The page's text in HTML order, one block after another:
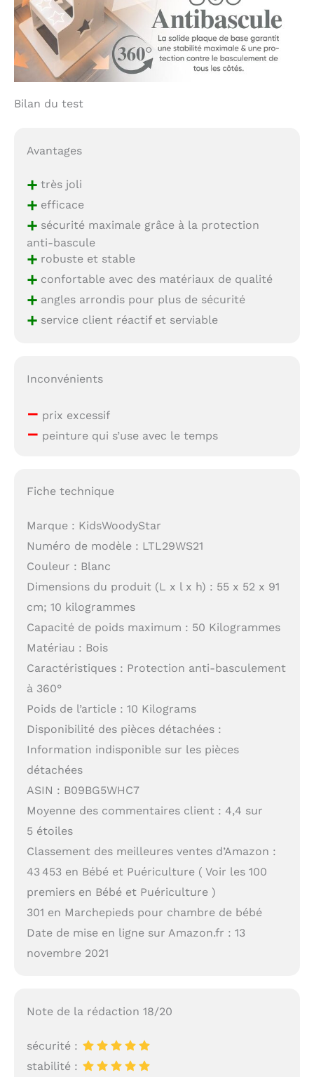
Bilan du test
Avantages
+très joli
+efficace
+sécurité maximale grâce à la protection
anti-bascule
+robuste et stable
+confortable avec des matériaux de qualité
+angles arrondis pour plus de sécurité
+service client réactif et serviable
Inconvénients
– prix excessif
– peinture qui s’use avec le temps
Fiche technique
Marque : KidsWoodyStar
Numéro de modèle : LTL29WS21
Couleur : Blanc
Dimensions du produit (L x l x h) : 55 x 52 x 91
cm; 10 kilogrammes
Capacité de poids maximum : 50 Kilogrammes
Matériau : Bois
Caractéristiques : Protection anti-basculement
à 360°
Poids de l’article : 10 Kilograms
Disponibilité des pièces détachées :
Information indisponible sur les pièces
détachées
ASIN : B09BG5WHC7
Moyenne des commentaires client : 4,4 sur
5 étoiles
Classement des meilleures ventes d’Amazon :
43 453 en Bébé et Puériculture ( Voir les 100
premiers en Bébé et Puériculture )
301 en Marchepieds pour chambre de bébé
Date de mise en ligne sur Amazon.fr : 13
novembre 2021
Note de la rédaction 18/20
sécurité :
stabilité :